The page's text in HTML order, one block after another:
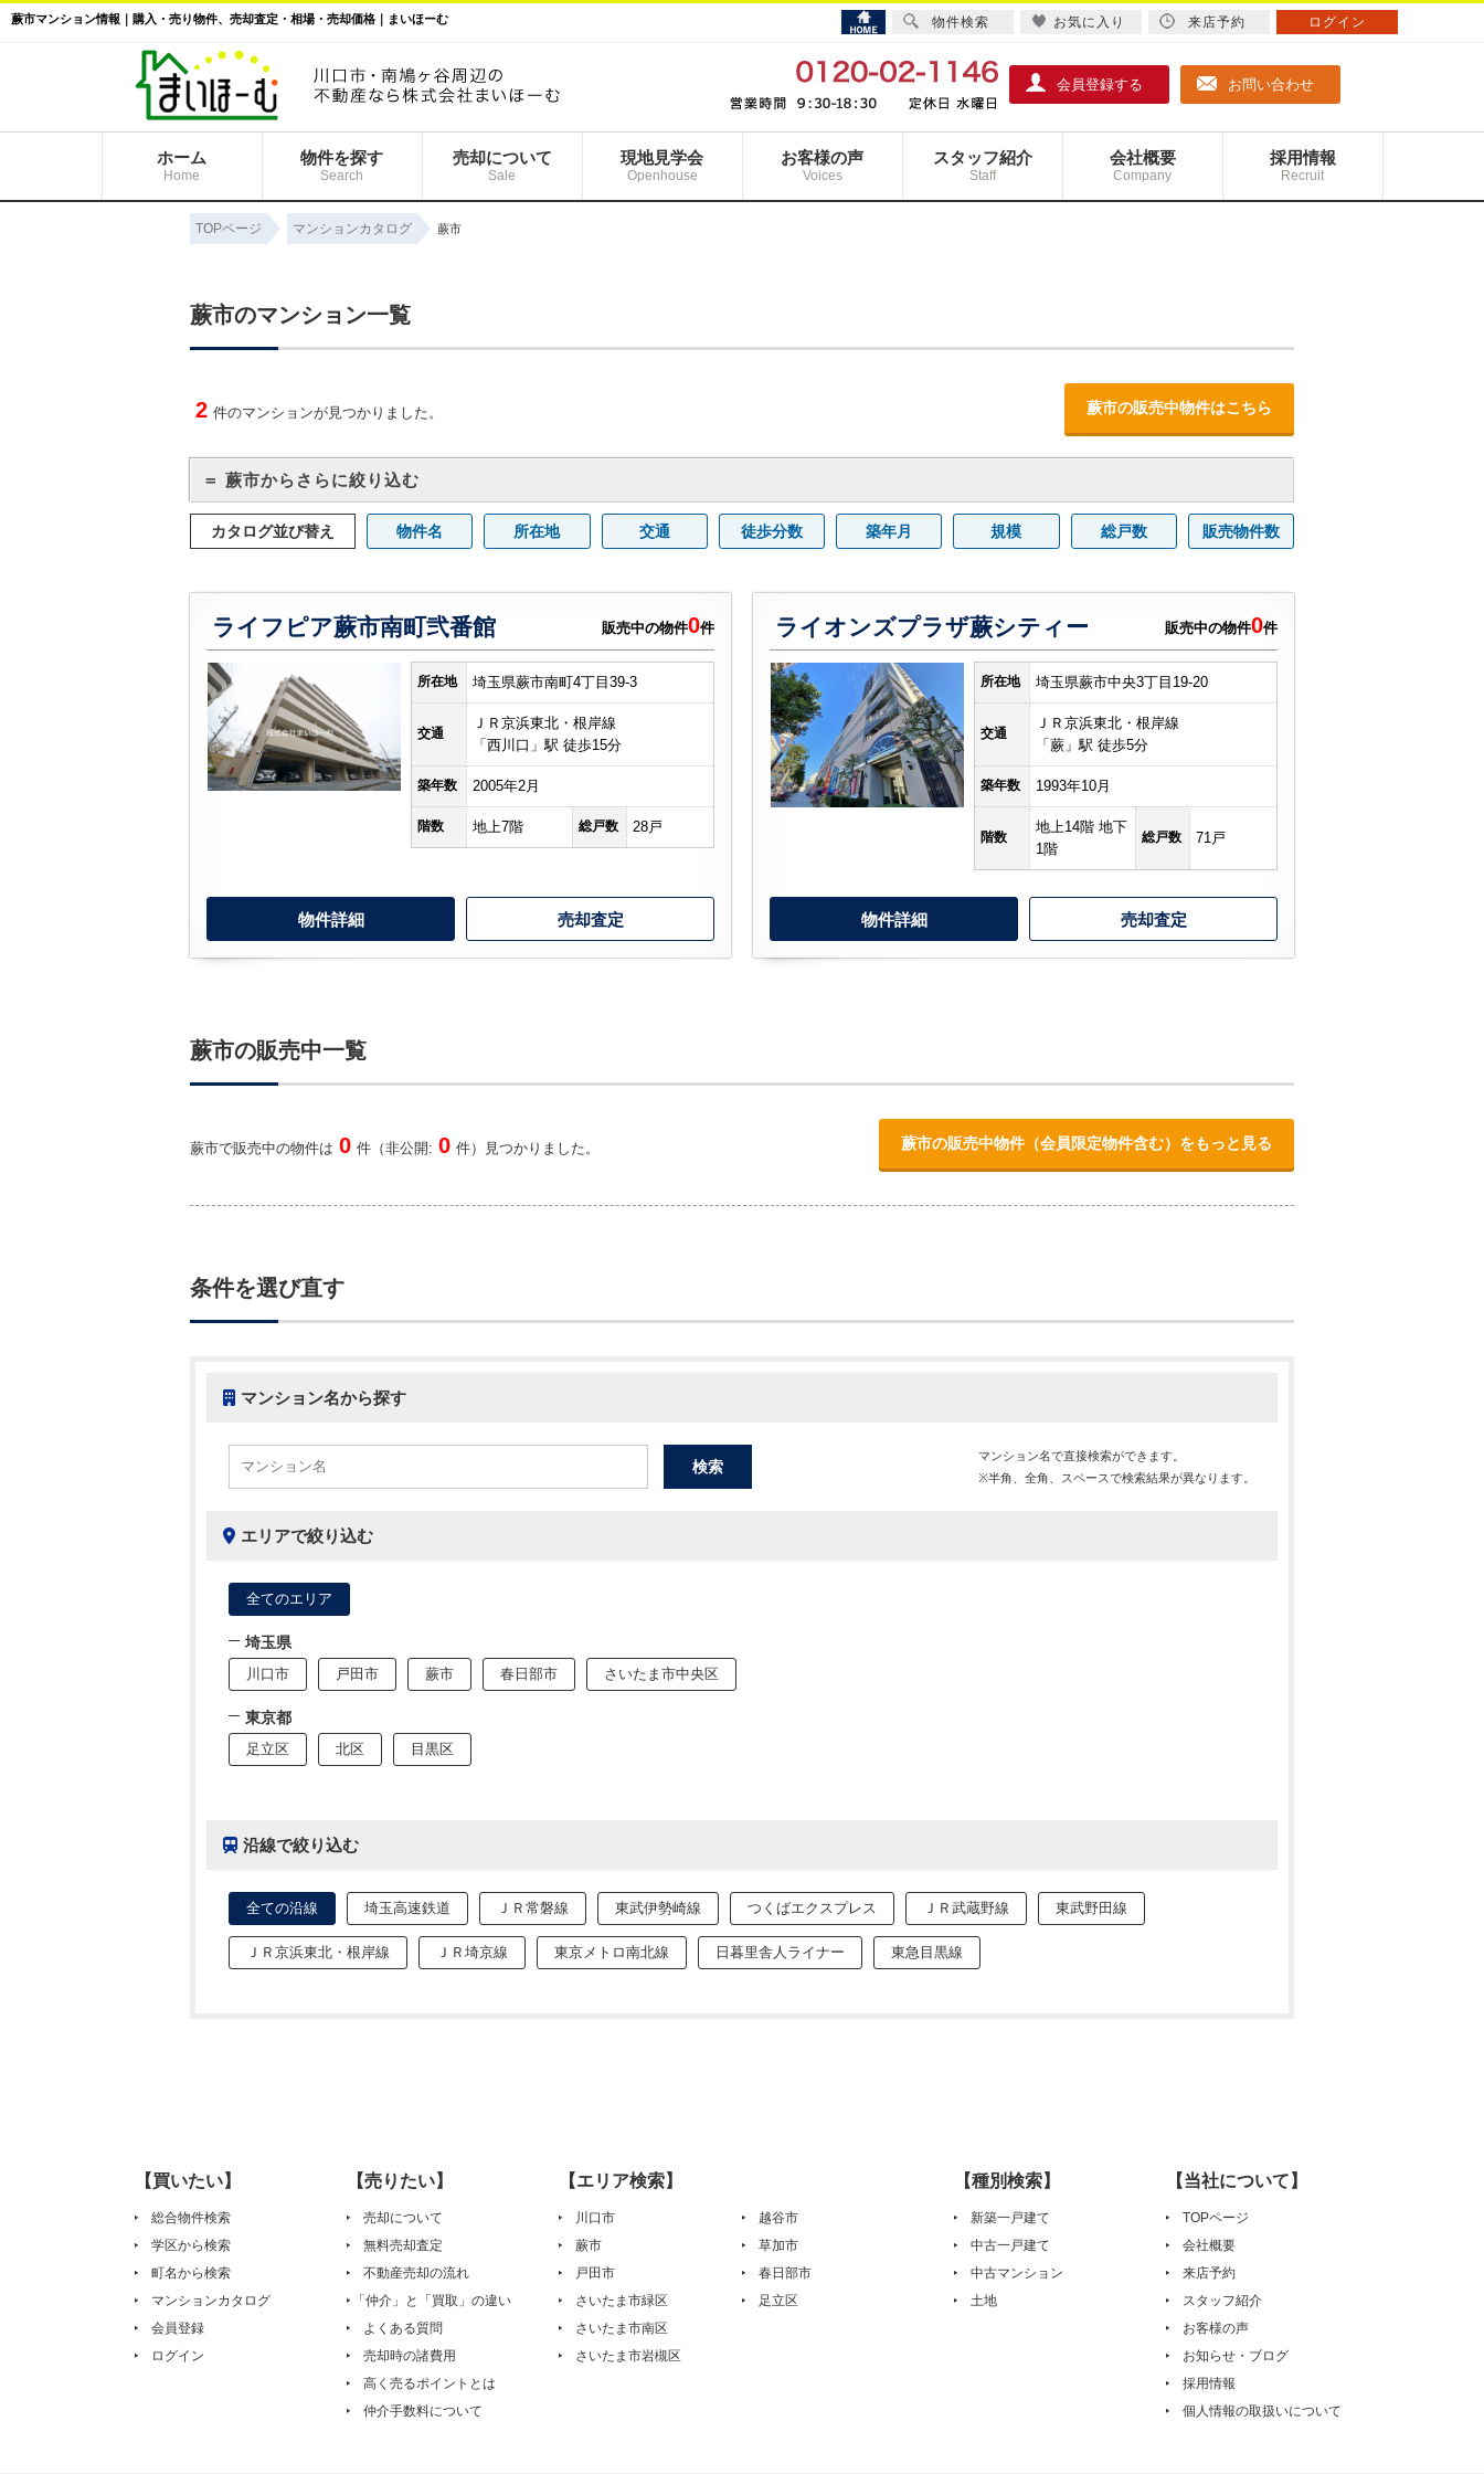
蕨市マンション情報｜購入・売り物件、売却査定・相場・売却価格｜まいほーむ
会員登録する お問い合わせ
ホーム
Home
物件を探す
Search
売却について
Sale
現地見学会
Openhouse
お客様の声
Voices
スタッフ紹介
Staff
会社概要
Company
採用情報
Recruit
TOPページ マンションカタログ 蕨市
蕨市のマンション一覧
2 件のマンションが見つかりました。 蕨市の販売中物件はこちら
＝ 蕨市からさらに絞り込む
カタログ並び替え 物件名 所在地 交通 徒歩分数 築年月 規模 総戸数 販売物件数
ライフピア蕨市南町弐番館 販売中の物件0件
所在地 埼玉県蕨市南町4丁目39-3
交通
ＪＲ京浜東北・根岸線
「西川口」駅 徒歩15分
築年数 2005年2月
階数 地上7階 総戸数 28戸
物件詳細 売却査定
ライオンズプラザ蕨シティー 販売中の物件0件
所在地 埼玉県蕨市中央3丁目19-20
交通
ＪＲ京浜東北・根岸線
「蕨」駅 徒歩5分
築年数 1993年10月
階数
地上14階 地下
1階
総戸数 71戸
物件詳細 売却査定
蕨市の販売中一覧
蕨市で販売中の物件は 0 件（非公開: 0 件）見つかりました。 蕨市の販売中物件（会員限定物件含む）をもっと見る
条件を選び直す
マンション名から探す
マンション名で直接検索ができます。
※半角、全角、スペースで検索結果が異なります。
エリアで絞り込む
全てのエリア
埼玉県
川口市 戸田市 蕨市 春日部市 さいたま市中央区
東京都
足立区 北区 目黒区
沿線で絞り込む
全ての沿線 埼玉高速鉄道 ＪＲ常磐線 東武伊勢崎線 つくばエクスプレス ＪＲ武蔵野線 東武野田線
ＪＲ京浜東北・根岸線 ＪＲ埼京線 東京メトロ南北線 日暮里舎人ライナー 東急目黒線
【買いたい】
総合物件検索
学区から検索
町名から検索
マンションカタログ
会員登録
ログイン
【売りたい】
売却について
無料売却査定
不動産売却の流れ
「仲介」と「買取」の違い
よくある質問
売却時の諸費用
高く売るポイントとは
仲介手数料について
【エリア検索】
川口市
蕨市
戸田市
さいたま市緑区
さいたま市南区
さいたま市岩槻区
越谷市
草加市
春日部市
足立区
【種別検索】
新築一戸建て
中古一戸建て
中古マンション
土地
【当社について】
TOPページ
会社概要
来店予約
スタッフ紹介
お客様の声
お知らせ・ブログ
採用情報
個人情報の取扱いについて
物件検索 お気に入り 来店予約 ログイン